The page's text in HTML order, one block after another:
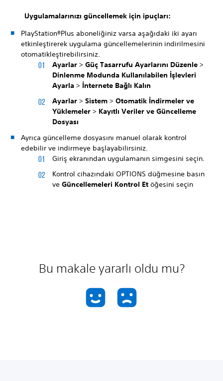
Uygulamalarınızı güncellemek için ipuçları:
PlayStation®Plus aboneliğiniz varsa aşağıdaki iki ayarı
etkinleştirerek uygulama güncellemelerinin indirilmesini
otomatikleştirebilirsiniz.
Ayarlar > Güç Tasarrufu Ayarlarını Düzenle >
Dinlenme Modunda Kullanılabilen İşlevleri
Ayarla > İnternete Bağlı Kalın
Ayarlar > Sistem > Otomatik İndirmeler ve
Yüklemeler > Kayıtlı Veriler ve Güncelleme
Dosyası
Ayrıca güncelleme dosyasını manuel olarak kontrol
edebilir ve indirmeye başlayabilirsiniz.
Giriş ekranından uygulamanın simgesini seçin.
Kontrol cihazındaki OPTIONS düğmesine basın
ve Güncellemeleri Kontrol Et öğesini seçin
Bu makale yararlı oldu mu?